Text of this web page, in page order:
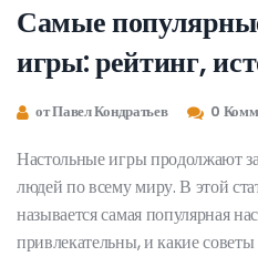
Самые
игры: рейтинг,
от Павел Кондратьев 0
Настольные игры продолжают
людей по всему миру. В этой
называется самая популярная
привлекательны, и какие